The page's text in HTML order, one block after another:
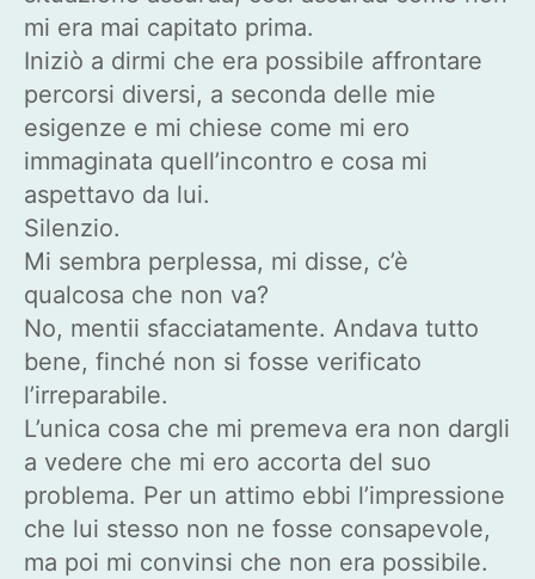
mi era mai capitato prima.
Iniziò a dirmi che era possibile affrontare
percorsi diversi, a seconda delle mie
esigenze e mi chiese come mi ero
immaginata quell’incontro e cosa mi
aspettavo da lui.
Silenzio.
Mi sembra perplessa, mi disse, c’è
qualcosa che non va?
No, mentii sfacciatamente. Andava tutto
bene, finché non si fosse verificato
l’irreparabile.
L’unica cosa che mi premeva era non dargli
a vedere che mi ero accorta del suo
problema. Per un attimo ebbi l’impressione
che lui stesso non ne fosse consapevole,
ma poi mi convinsi che non era possibile.